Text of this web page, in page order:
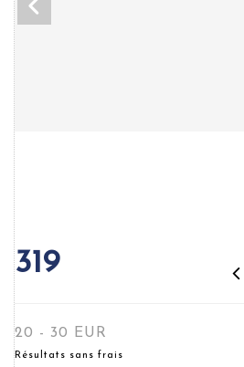
319
20 - 30 EUR
Résultats sans frais